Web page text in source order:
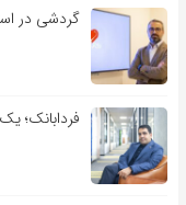
گردشی در
فردابانک؛